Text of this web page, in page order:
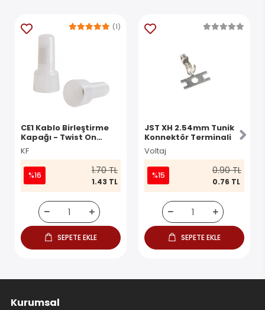
CE1 Kablo Birleştirme
Kapağı - Twist On
Konnektör
KF
(1)
%16 1.70 TL
1.43 TL
SEPETE EKLE
JST XH 2.54mm Tunik
Konnektör Terminali
Voltaj
%15 0.90 TL
0.76 TL
SEPETE EKLE
Kurumsal